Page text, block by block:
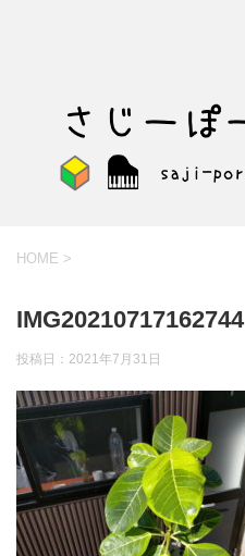
HOME >
IMG20210717162744
投稿日： 2021年7月31日